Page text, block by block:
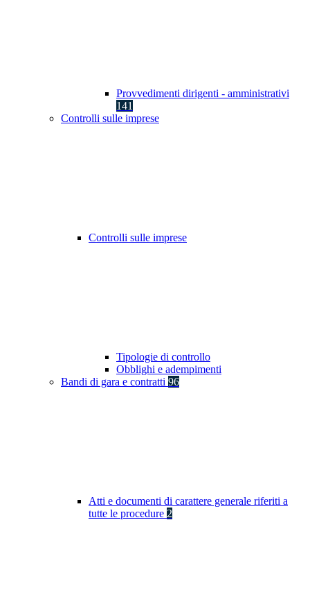
Provvedimenti dirigenti - amministrativi
141
Controlli sulle imprese
Controlli sulle imprese
Tipologie di controllo
Obblighi e adempimenti
Bandi di gara e contratti 96
Atti e documenti di carattere generale riferiti a
tutte le procedure 2